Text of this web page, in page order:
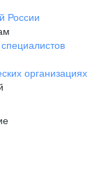
России
организациях